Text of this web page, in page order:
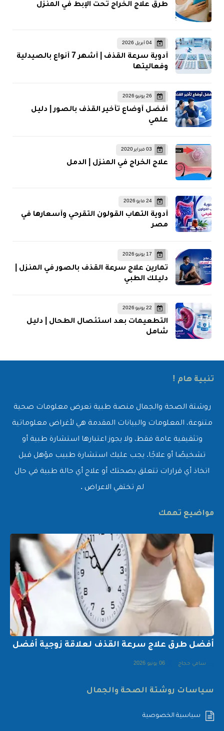
طرق علاج الخراج تحت الإبط في المنزل
04 أبريل 2026
أدوية سرعة القذف | أشهر 7 أنواع بالصيدلية
وفعاليتها
26 يونيو 2026
أفضل أوضاع تأخير القذف بالصور | دليل
علمي
03 فبراير 2020
علاج الخراج في المنزل | الدمل
24 مايو 2026
أدوية التهاب القولون التقرحي وأسعارها في
مصر
17 يونيو 2026
تمارين علاج سرعة القذف بالصور في المنزل |
دليلك الطبي
22 يونيو 2026
التطعيمات بعد استئصال الطحال | دليل
شامل
تنبية هام !
روشتة الصحة والجمال منصة طبية تعرض معلومات صحية
متنوعة، المعلومات والبيانات المقدمة هي لأغراض معلوماتية
وتثقيفية عامة فقط، ولا يجوز اعتبارها استشارة طبية أو
تشخيصًا أو علاجًا. يجب عليك استشارة طبيب مؤهل قبل
اتخاذ أي قرارات تتعلق بصحتك أو علاج أي حالة طبية في حال
لم تختفي الاعراض .
مواضيع تهمك
أفضل طرق علاج سرعة القذف لعلاقة زوجية أفضل
سامي حجاج 06 يونيو 2026
سياسات روشتة الصحة والجمال
سياسية الخصوصية